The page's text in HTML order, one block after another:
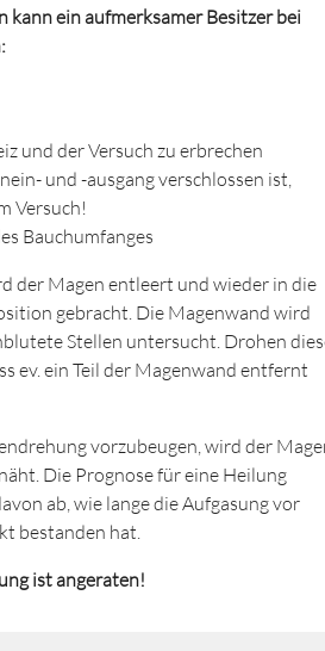
kann ein aufmerksamer Besitzer bei
und der Versuch zu erbrechen
und -ausgang verschlossen ist,
Versuch!
Bauchumfanges
der Magen entleert und wieder in die
gebracht. Die Magenwand wird
Stellen untersucht. Drohen
ev. ein Teil der Magenwand entfernt
vorzubeugen, wird der
Die Prognose für eine Heilung
ab, wie lange die Aufgasung vor
bestanden hat.
ist angeraten!